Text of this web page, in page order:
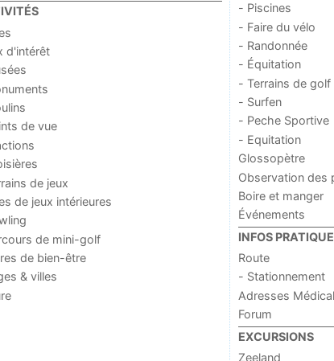
d'intérêt
de vue
de jeux
de jeux intérieures
de mini-golf
de bien-être
& villes
- Piscines
- Faire du vélo
- Randonnée
- Équitation
- Terrains de golf
- Surfen
- Peche Sportive
- Equitation
Glossopètre
Observation des
Boire et manger
Événements
INFOS
Route
- Stationnement
Adresses
Forum
EXCURSIONS
Zeeland